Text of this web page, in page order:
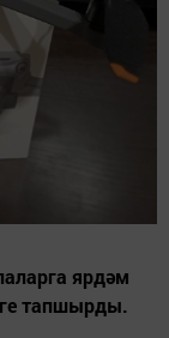
ярдәм
тапшырды.